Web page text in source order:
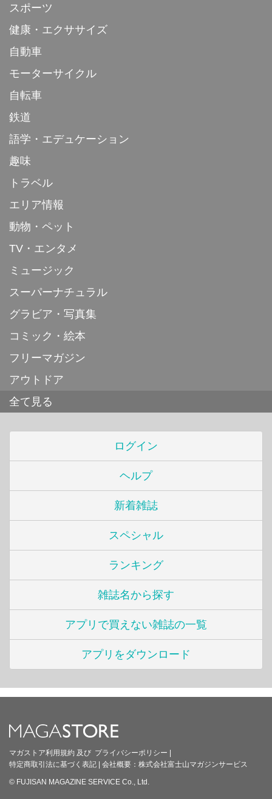
スポーツ
健康・エクササイズ
自動車
モーターサイクル
自転車
鉄道
語学・エデュケーション
趣味
トラベル
エリア情報
動物・ペット
TV・エンタメ
ミュージック
スーパーナチュラル
グラビア・写真集
コミック・絵本
フリーマガジン
アウトドア
全て見る
ログイン
ヘルプ
新着雑誌
スペシャル
ランキング
雑誌名から探す
アプリで買えない雑誌の一覧
アプリをダウンロード
マガストア利用規約 及び プライバシーポリシー
特定商取引法に基づく表記
会社概要： 株式会社富士山マガジンサービス
© FUJISAN MAGAZINE SERVICE Co., Ltd.